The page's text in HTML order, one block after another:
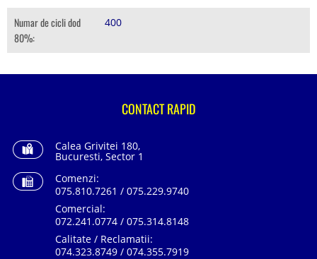
Numar de cicli dod
80%:
400
CONTACT RAPID
Calea Grivitei 180,
Bucuresti, Sector 1
Comenzi:
075.810.7261 / 075.229.9740
Comercial:
072.241.0774 / 075.314.8148
Calitate / Reclamatii:
074.323.8749 / 074.355.7919